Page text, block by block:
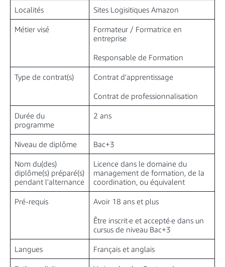
Localités Sites Logisitiques Amazon
Métier visé
Formateur / Formatrice en
entreprise
Responsable de Formation
Type de contrat(s) Contrat d'apprentissage
Contrat de professionnalisation
Durée du
programme
2 ans
Niveau de diplôme Bac+3
Nom du(des)
diplôme(s) préparé(s)
pendant l'alternance
Licence dans le domaine du
management de formation, de la
coordination, ou équivalent
Pré-requis Avoir 18 ans et plus
Être inscrit·e et accepté·e dans un
cursus de niveau Bac+3
Langues Français et anglais